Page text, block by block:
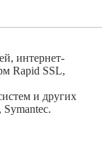
интернет-
Rapid SSL,
и других